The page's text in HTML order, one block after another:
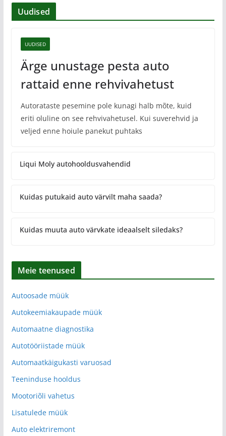
Uudised
UUDISED
Ärge unustage pesta auto
rattaid enne rehvivahetust
Autorataste pesemine pole kunagi halb mõte, kuid
eriti oluline on see rehvivahetusel. Kui suverehvid ja
veljed enne hoiule panekut puhtaks
Liqui Moly autohooldusvahendid
Kuidas putukaid auto värvilt maha saada?
Kuidas muuta auto värvkate ideaalselt siledaks?
Meie teenused
Autoosade müük
Autokeemiakaupade müük
Automaatne diagnostika
Autotööriistade müük
Automaatkäigukasti varuosad
Teeninduse hooldus
Mootoriõli vahetus
Lisatulede müük
Auto elektriremont